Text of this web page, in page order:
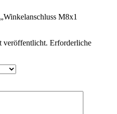
M8x1
veröffentlicht. Erforderliche